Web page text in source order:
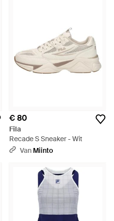
€ 80
Fila
Recade S Sneaker - Wit
Van Miinto